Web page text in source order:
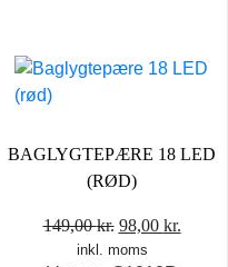
BAGLYGTEPÆRE 18 LED
(RØD)
149,00kr. Den
oprindelige
98,00 kr.
inkl. moms